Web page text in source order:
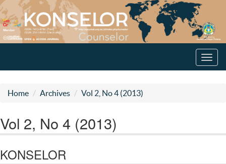
Home Archives Vol 2, No 4 (2013)
Vol 2, No 4 (2013)
KONSELOR